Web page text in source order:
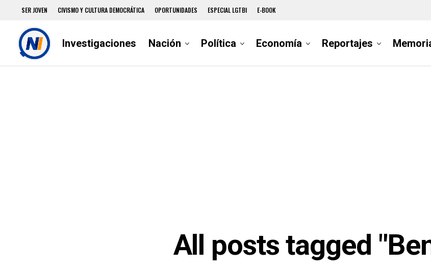
SER JOVEN CIVISMO Y CULTURA DEMOCRÁTICA OPORTUNIDADES ESPECIAL LGTBI E-BOOK
Investigaciones Nación Política Economía Reportajes
All posts tagged